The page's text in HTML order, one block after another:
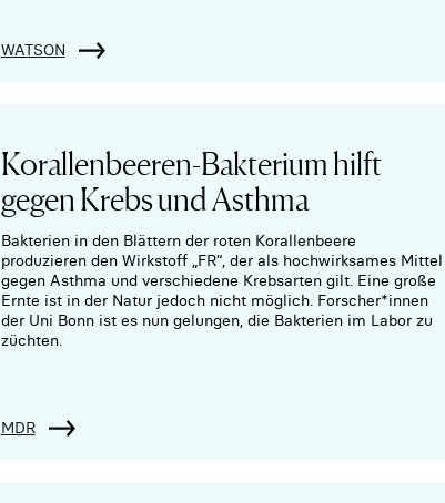
WATSON
Korallenbeeren-Bakterium hilft
gegen Krebs und Asthma
Bakterien in den Blättern der roten Korallenbeere
produzieren den Wirkstoff „FR“, der als hochwirksames Mittel
gegen Asthma und verschiedene Krebsarten gilt. Eine große
Ernte ist in der Natur jedoch nicht möglich. Forscher*innen
der Uni Bonn ist es nun gelungen, die Bakterien im Labor zu
züchten.
MDR